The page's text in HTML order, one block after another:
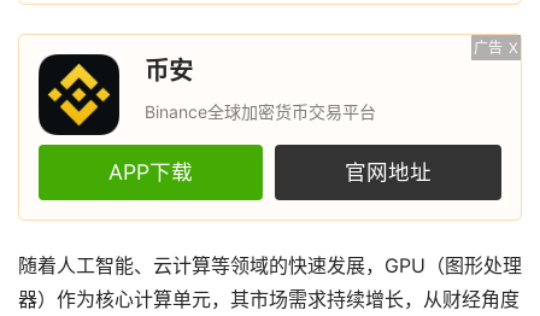
广告 X
币安
Binance全球加密货币交易平台
APP下载 官网地址
随着人工智能、云计算等领域的快速发展，GPU（图形处理
器）作为核心计算单元，其市场需求持续增长，从财经角度